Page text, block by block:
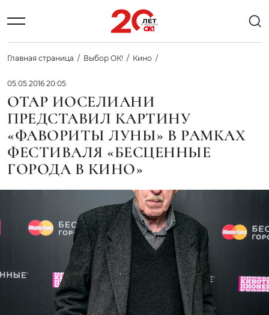
Главная страница Выбор ОК! Кино
05.05.2016 20:05
ОТАР ИОСЕЛИАНИ
ПРЕДСТАВИЛ КАРТИНУ
«ФАВОРИТЫ ЛУНЫ» В РАМКАХ
ФЕСТИВАЛЯ «БЕСЦЕННЫЕ
ГОРОДА В КИНО»